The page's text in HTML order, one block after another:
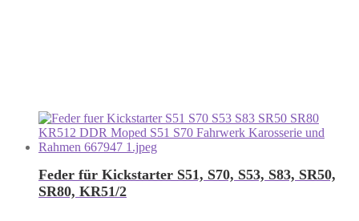
Feder für Kickstarter S51, S70, S53, S83, SR50,
SR80, KR51/2